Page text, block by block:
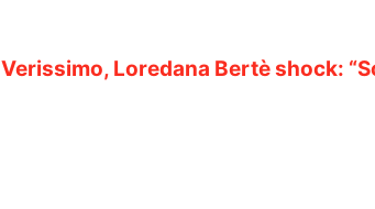
Verissimo, Loredana Bertè shock: